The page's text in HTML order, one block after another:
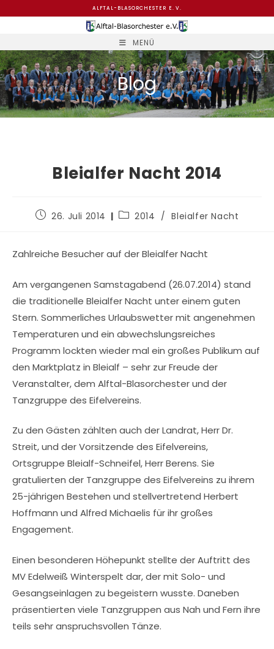
ALFTAL-BLASORCHESTER E. V.
MENÜ
Blog
Bleialfer Nacht 2014
Beitrag26. Juli 2014
Beitrags-
2014 / Bleialfer Nacht
Zahlreiche Besucher auf der Bleialfer Nacht
Am vergangenen Samstagabend (26.07.2014) stand
die traditionelle Bleialfer Nacht unter einem guten
Stern. Sommerliches Urlaubswetter mit angenehmen
Temperaturen und ein abwechslungsreiches
Programm lockten wieder mal ein großes Publikum auf
den Marktplatz in Bleialf – sehr zur Freude der
Veranstalter, dem Alftal-Blasorchester und der
Tanzgruppe des Eifelvereins.
Zu den Gästen zählten auch der Landrat, Herr Dr.
Streit, und der Vorsitzende des Eifelvereins,
Ortsgruppe Bleialf-Schneifel, Herr Berens. Sie
gratulierten der Tanzgruppe des Eifelvereins zu ihrem
25-jährigen Bestehen und stellvertretend Herbert
Hoffmann und Alfred Michaelis für ihr großes
Engagement.
Einen besonderen Höhepunkt stellte der Auftritt des
MV Edelweiß Winterspelt dar, der mit Solo- und
Gesangseinlagen zu begeistern wusste. Daneben
präsentierten viele Tanzgruppen aus Nah und Fern ihre
teils sehr anspruchsvollen Tänze.